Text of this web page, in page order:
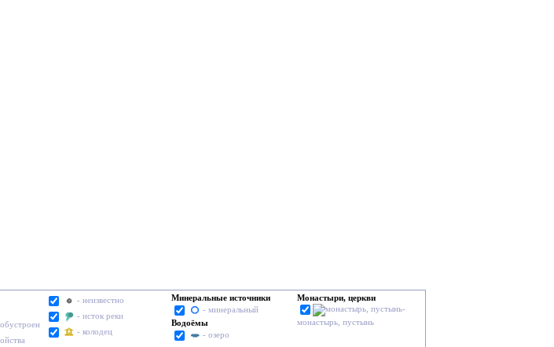
- неизвестно
- исток реки
- колодец
Минеральные источники
- минеральный
Водоёмы
- озеро
Монастыри, церкви
-
монастырь, пустынь